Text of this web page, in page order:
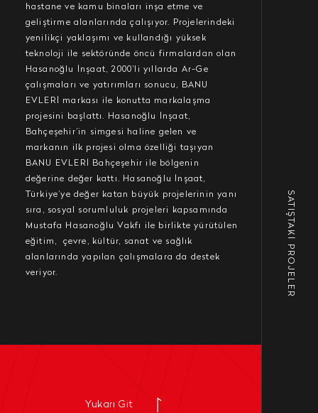
SATIŞTAKİ PROJELER
hastane ve kamu binaları inşa etme ve
geliştirme alanlarında çalışıyor. Projelerindeki
yenilikçi yaklaşımı ve kullandığı yüksek
teknoloji ile sektöründe öncü firmalardan olan
Hasanoğlu İnşaat, 2000’li yıllarda Ar-Ge
çalışmaları ve yatırımları sonucu, BANU
EVLERİ markası ile konutta markalaşma
projesini başlattı. Hasanoğlu İnşaat,
Bahçeşehir’in simgesi haline gelen ve
markanın ilk projesi olma özelliği taşıyan
BANU EVLERİ Bahçeşehir ile bölgenin
değerine değer kattı. Hasanoğlu İnşaat,
Türkiye’ye değer katan büyük projelerinin yanı
sıra, sosyal sorumluluk projeleri kapsamında
Mustafa Hasanoğlu Vakfı ile birlikte yürütülen
eğitim, çevre, kültür, sanat ve sağlık
alanlarında yapılan çalışmalara da destek
veriyor.
Yukarı Git